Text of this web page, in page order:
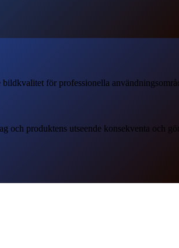
för professionella
produktens utseende konsekventa och